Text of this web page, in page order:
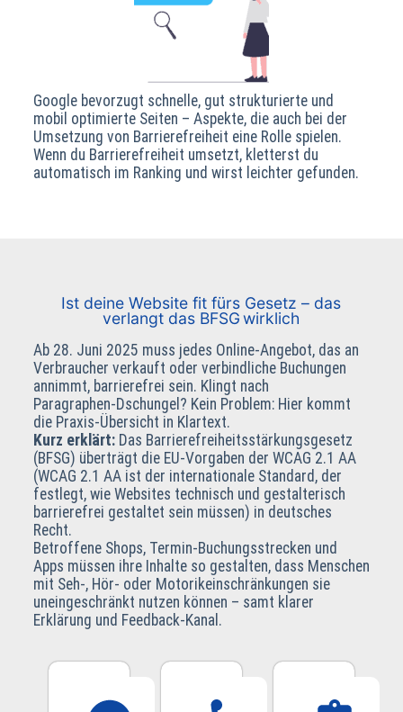
Google bevorzugt schnelle, gut strukturierte und
mobil optimierte Seiten – Aspekte, die auch bei der
Umsetzung von Barrierefreiheit eine Rolle spielen.
Wenn du Barrierefreiheit umsetzt, kletterst du
automatisch im Ranking und wirst leichter gefunden.
Ist deine Website fit fürs Gesetz – das
verlangt das BFSG wirklich
Ab 28. Juni 2025 muss jedes Online‑Angebot, das an
Verbraucher verkauft oder verbindliche Buchungen
annimmt, barrierefrei sein. Klingt nach
Paragraphen‑Dschungel? Kein Problem: Hier kommt
die Praxis‑Übersicht in Klartext.
Kurz erklärt:Das Barrierefreiheits­stärkungsgesetz
(BFSG) überträgt die EU‑Vorgaben der WCAG 2.1 AA
(WCAG 2.1 AA ist der internationale Standard, der
festlegt, wie Websites technisch und gestalterisch
barrierefrei gestaltet sein müssen) in deutsches
Recht.
Betroffene Shops, Termin‑Buchungsstrecken und
Apps müssen ihre Inhalte so gestalten, dass Menschen
mit Seh‑, Hör‑ oder Motorik­einschränkungen sie
uneingeschränkt nutzen können – samt klarer
Erklärung und Feedback‑Kanal.